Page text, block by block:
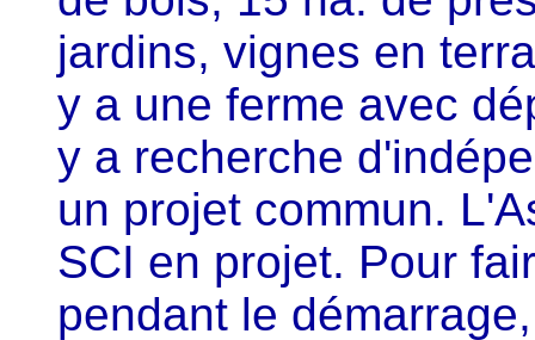
jardins, vignes en
y a une ferme avec
y a recherche
un projet commun.
SCI en projet. Pour
pendant le